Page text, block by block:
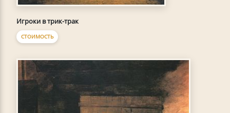
Игроки в трик-трак
СТОИМОСТЬ